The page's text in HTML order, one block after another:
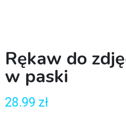
Rękaw do
w paski
28.99 zł